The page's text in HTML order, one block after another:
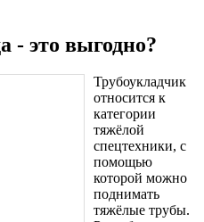
- это выгодно?
Трубоукладчик
относится к
категории
тяжёлой
спецтехники, с
помощью
которой можно
поднимать
тяжёлые трубы.